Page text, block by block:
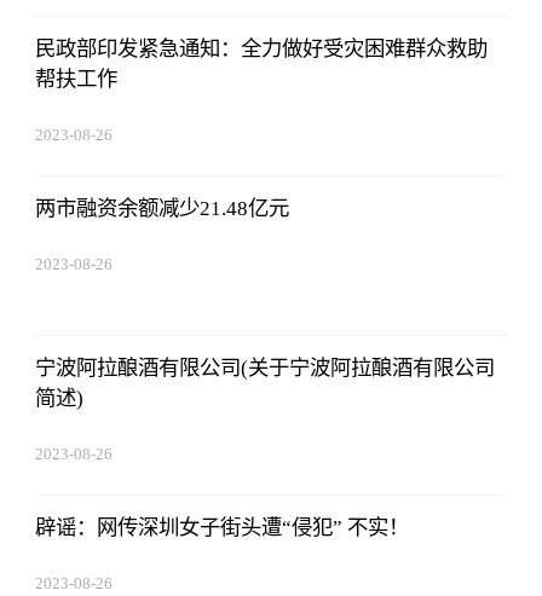
民政部印发紧急通知：全力做好受灾困难群众救助
帮扶工作
2023-08-26
两市融资余额减少21.48亿元
2023-08-26
宁波阿拉酿酒有限公司(关于宁波阿拉酿酒有限公司
简述)
2023-08-26
辟谣：网传深圳女子街头遭“侵犯” 不实！
2023-08-26